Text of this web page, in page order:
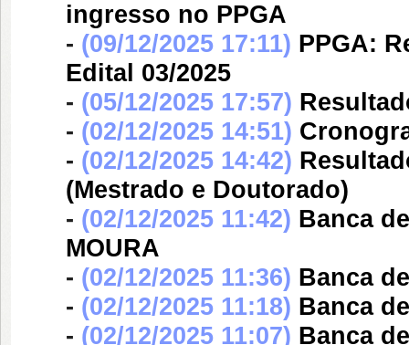
ingresso no PPGA
- (09/12/2025 17:11) PPGA:
Edital 03/2025
- (05/12/2025 17:57)
- (02/12/2025 14:51)
- (02/12/2025 14:42)
(Mestrado e Doutorado)
- (02/12/2025 11:42) Banca
MOURA
- (02/12/2025 11:36) Banca
- (02/12/2025 11:18) Banca
- (02/12/2025 11:07) Banca